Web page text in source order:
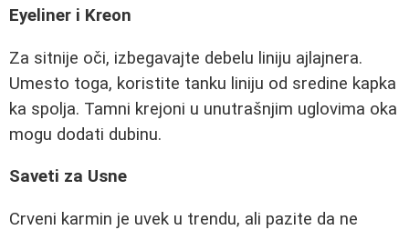
Eyeliner i Kreon
Za sitnije oči, izbegavajte debelu liniju ajlajnera.
Umesto toga, koristite tanku liniju od sredine kapka
ka spolja. Tamni krejoni u unutrašnjim uglovima oka
mogu dodati dubinu.
Saveti za Usne
Crveni karmin je uvek u trendu, ali pazite da ne